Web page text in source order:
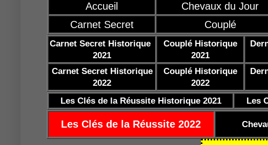
Accueil Chevaux du Jour
Carnet Secret
Couplé
Carnet Secret Historique
2021
Couplé Historique
2021
Carnet Secret Historique
2022
Couplé Historique
2022
Les Clés de la Réussite Historique 2021
Les
Les Clés de la Réussite 2022